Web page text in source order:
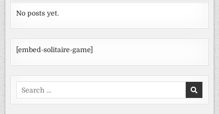
No posts yet.
[embed-solitaire-game]
Search
for: